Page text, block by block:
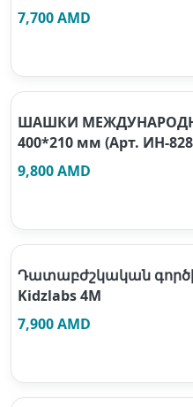
7,700 AMD
ШАШКИ
400*210 мм (Арт. ИН-
9,800 AMD
Դատաբժշկական
Kidzlabs 4M
7,900 AMD